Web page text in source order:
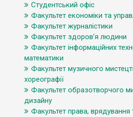
Студентський офіс
Факультет економіки та
Факультет журналістики
Факультет здоров’я людини
Факультет інформаційних
математики
Факультет музичного
хореографії
Факультет образотворчого
дизайну
Факультет права, врядування